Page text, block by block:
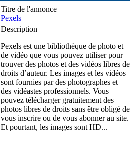
Titre de l'annonce
Pexels
Description
Pexels est une bibliothèque de photo et
de vidéo que vous pouvez utiliser pour
trouver des photos et des vidéos libres de
droits d’auteur. Les images et les vidéos
sont fournies par des photographes et
des vidéastes professionnels. Vous
pouvez télécharger gratuitement des
photos libres de droits sans être obligé de
vous inscrire ou de vous abonner au site.
Et pourtant, les images sont HD...